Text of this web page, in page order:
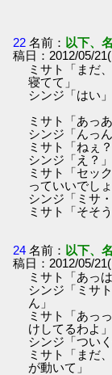
22 名前： 以下、
稿日：2012/05/
ミサト「まだ
寝てて」
シンジ「はい」
ミサト「あっ
シンジ「んっ
ミサト「ねぇ
シンジ「え？」
ミサト「セッ
っていいでしょ
シンジ「ミサ
ミサト「そそ
24 名前： 以下、
稿日：2012/05/
ミサト「あっ
シンジ「ミサ
ん」
ミサト「あっ
けしてるわよ」
シンジ「ついく
ミサト「まだ
が動いて」